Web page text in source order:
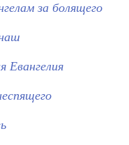
за болящего
Евангелия